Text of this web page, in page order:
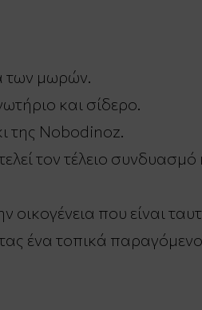
των μωρών.
και σίδερο.
της Nobodinoz.
τον τέλειο συνδυασμό
οικογένεια που είναι
ένα τοπικά